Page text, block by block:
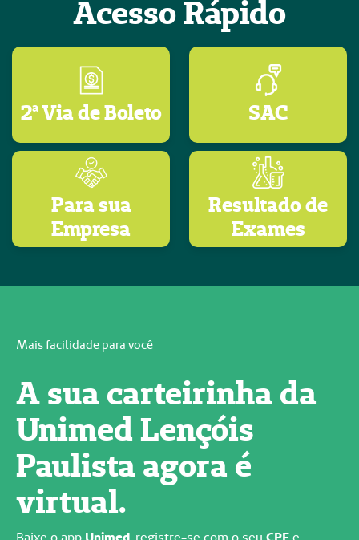
Acesso Rápido
2ª Via de Boleto SAC
Para sua
Resultado de
A sua carteirinha da
Unimed Lençóis
Paulista agora é
virtual.